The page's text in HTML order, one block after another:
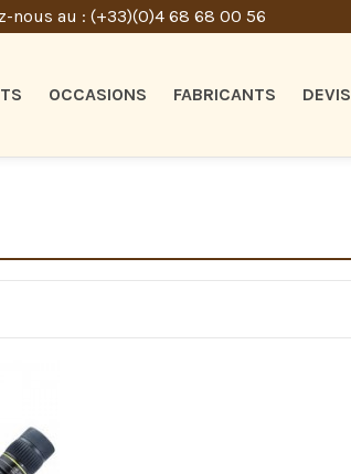
nous au : (+33)(0)4 68 68 00 56
OCCASIONS FABRICANTS DEVIS